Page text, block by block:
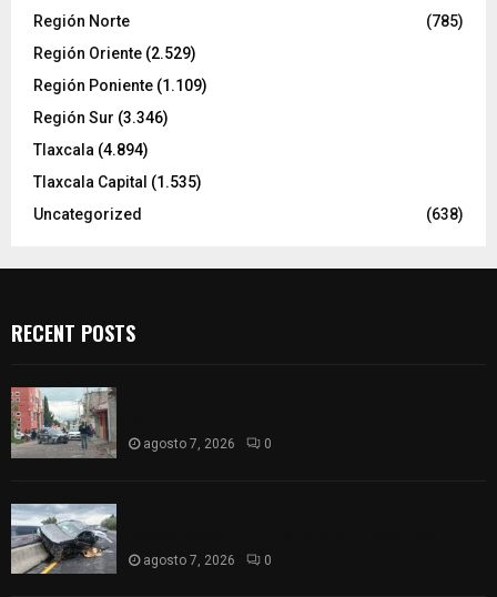
Región Norte
(785)
Región Oriente (2.529)
Región Poniente (1.109)
Región Sur (3.346)
Tlaxcala (4.894)
Tlaxcala Capital (1.535)
Uncategorized
(638)
RECENT POSTS
agosto 7, 2026 0
agosto 7, 2026 0